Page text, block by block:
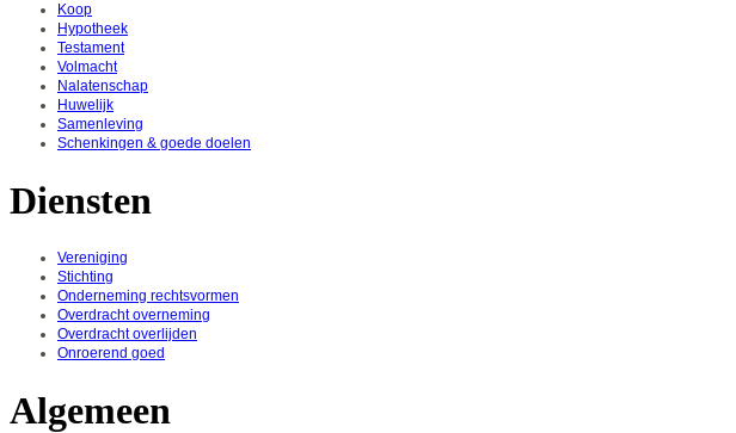
Koop
Hypotheek
Testament
Volmacht
Nalatenschap
Huwelijk
Samenleving
Schenkingen & goede doelen
Diensten
Vereniging
Stichting
Onderneming rechtsvormen
Overdracht overneming
Overdracht overlijden
Onroerend goed
Algemeen